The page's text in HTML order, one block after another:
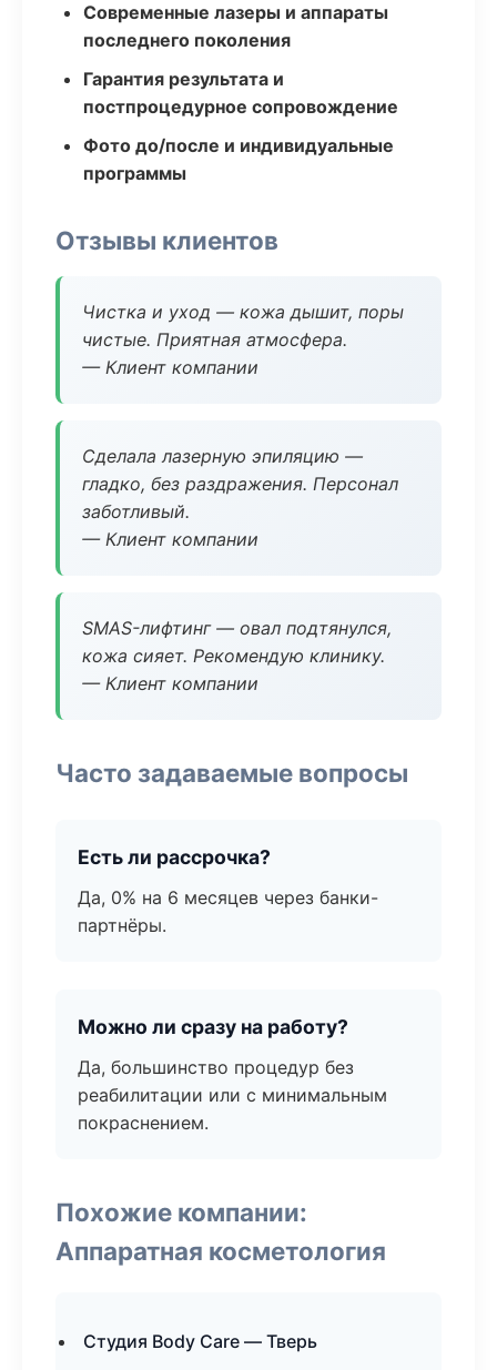
Современные лазеры и аппараты
последнего поколения
Гарантия результата и
постпроцедурное сопровождение
Фото до/после и индивидуальные
программы
Отзывы клиентов
Чистка и уход — кожа дышит, поры
чистые. Приятная атмосфера.
— Клиент компании
Сделала лазерную эпиляцию —
гладко, без раздражения. Персонал
заботливый.
— Клиент компании
SMAS-лифтинг — овал подтянулся,
кожа сияет. Рекомендую клинику.
— Клиент компании
Часто задаваемые вопросы
Есть ли рассрочка?
Да, 0% на 6 месяцев через банки-
партнёры.
Можно ли сразу на работу?
Да, большинство процедур без
реабилитации или с минимальным
покраснением.
Похожие компании:
Аппаратная косметология
Студия Body Care — Тверь